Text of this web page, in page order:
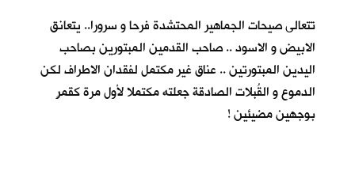
تتعالى صيحات الجماهير المحتشدة فرحا و سرورا.. يتعانق
الابيض و الاسود .. صاحب القدمين المبتورين بصاحب
اليدين المبتورتين .. عناق غير مكتمل لفقدان الاطراف لكن
الدموع و القُبلات الصادقة جعلته مكتملا لأول مرة كقمرٍ
بوجهين مضيئين !